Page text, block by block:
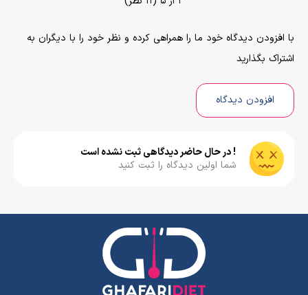
با افزودن دیدگاه خود ما را همراهی کرده و نظر خود را با دیگران به
اشتراک بگذارید
افزودن دیدگاه
! در حال حاضر دیدگاهی ثبت نشده است
شما اولین دیدگاه را ثبت کنید